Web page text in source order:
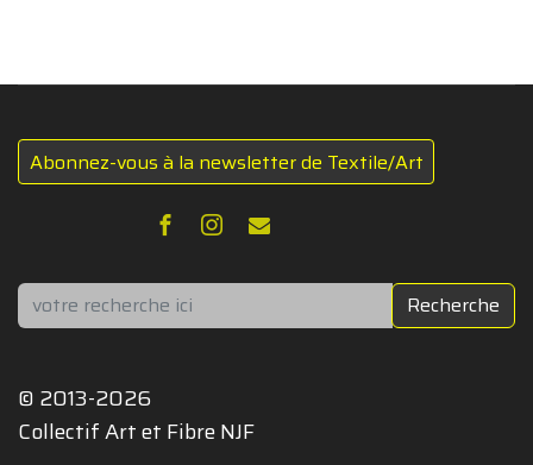
Abonnez-vous à la newsletter de Textile/Art
Rechercher Recherche
© 2013-2026
Collectif Art et Fibre NJF